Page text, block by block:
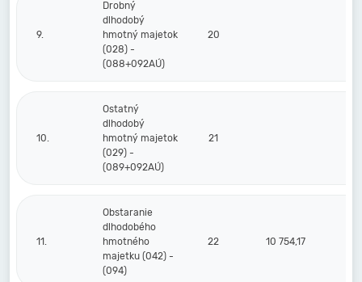
9.
Drobný
dlhodobý
hmotný majetok
(028) -
(088+092AÚ)
20
10.
Ostatný
dlhodobý
hmotný majetok
(029) -
(089+092AÚ)
21
11.
Obstaranie
dlhodobého
hmotného
majetku (042) -
(094)
22 10 754,17